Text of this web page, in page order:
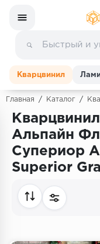
Ламинат
Линолеум
Кварц-винил (ПВХ
Инженерная доска
Кварцвинил
Главная / Каталог /
Альпайн
Супериор
Superior